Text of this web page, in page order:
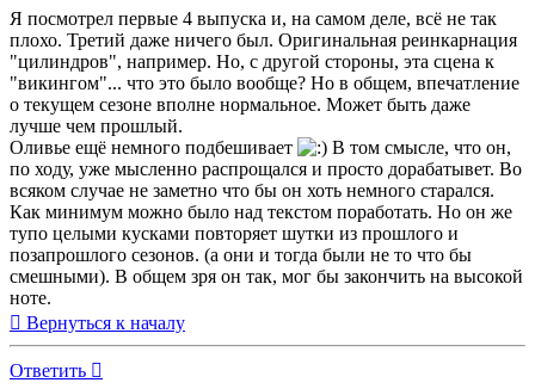
Я посмотрел первые 4 выпуска и, на самом деле, всё не так
плохо. Третий даже ничего был. Оригинальная реинкарнация
"цилиндров", например. Но, с другой стороны, эта сцена к
"викингом"... что это было вообще? Но в общем, впечатление
о текущем сезоне вполне нормальное. Может быть даже
лучше чем прошлый.
Оливье ещё немного подбешивает
В том смысле, что он,
по ходу, уже мысленно распрощался и просто дорабатывет. Во
всяком случае не заметно что бы он хоть немного старался.
Как минимум можно было над текстом поработать. Но он же
тупо целыми кусками повторяет шутки из прошлого и
позапрошлого сезонов. (а они и тогда были не то что бы
смешными). В общем зря он так, мог бы закончить на высокой
ноте.
Вернуться к началу
Ответить